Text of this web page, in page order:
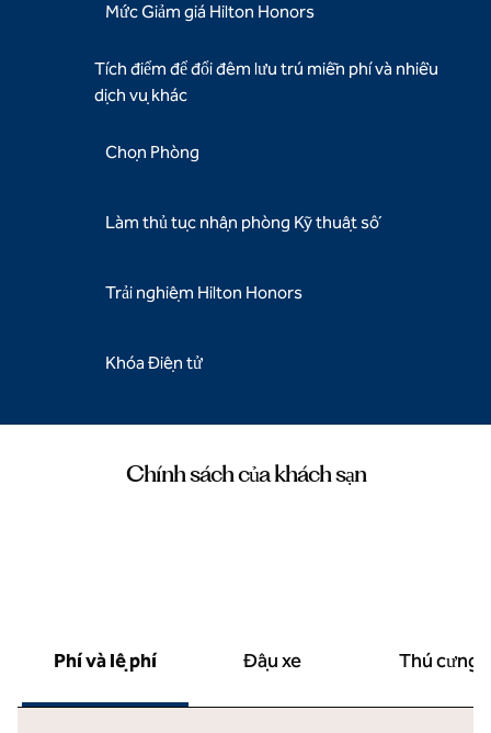
Mức Giảm giá Hilton Honors
Tích điểm để đổi đêm lưu trú miễn phí và nhiều
dịch vụ khác
Chọn Phòng
Làm thủ tục nhận phòng Kỹ thuật số
Trải nghiệm Hilton Honors
Khóa Điện tử
Chính sách của khách sạn
Phí và lệ phí Đậu xe Thú cưng